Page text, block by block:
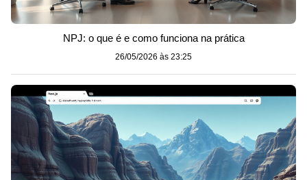
NPJ: o que é e como funciona na prática
26/05/2026 às 23:25